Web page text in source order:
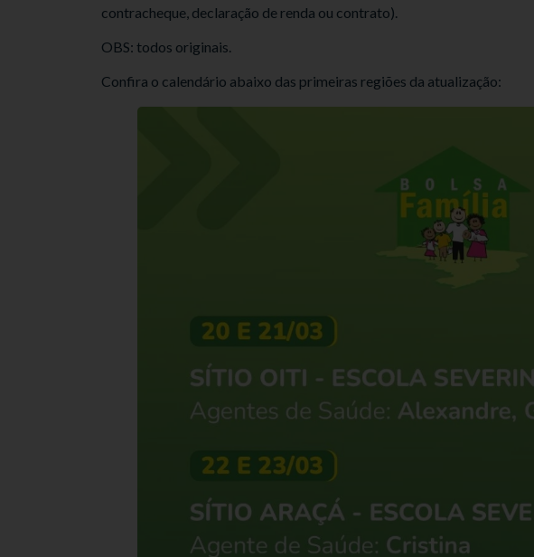
contracheque, declaração de renda ou contrato).
OBS: todos originais.
Confira o calendário abaixo das primeiras regiões da atualização: